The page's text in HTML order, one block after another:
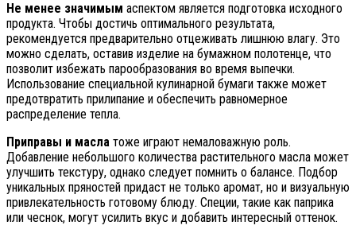
Не менее значимым аспектом является подготовка исходного
продукта. Чтобы достичь оптимального результата,
рекомендуется предварительно отцеживать лишнюю влагу. Это
можно сделать, оставив изделие на бумажном полотенце, что
позволит избежать парообразования во время выпечки.
Использование специальной кулинарной бумаги также может
предотвратить прилипание и обеспечить равномерное
распределение тепла.
Приправы и масла тоже играют немаловажную роль.
Добавление небольшого количества растительного масла может
улучшить текстуру, однако следует помнить о балансе. Подбор
уникальных пряностей придаст не только аромат, но и визуальную
привлекательность готовому блюду. Специи, такие как паприка
или чеснок, могут усилить вкус и добавить интересный оттенок.